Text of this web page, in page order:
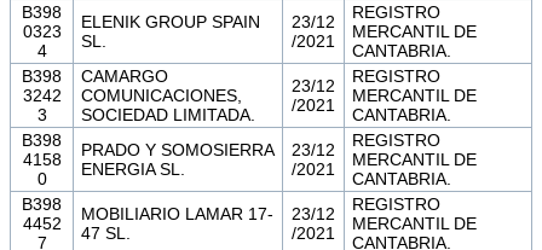
B398
0323
4
ELENIK GROUP SPAIN
SL.
23/12
/2021
REGISTRO
MERCANTIL DE
CANTABRIA.
B398
3242
3
CAMARGO
COMUNICACIONES,
SOCIEDAD LIMITADA.
23/12
/2021
REGISTRO
MERCANTIL DE
CANTABRIA.
B398
4158
0
PRADO Y SOMOSIERRA
ENERGIA SL.
23/12
/2021
REGISTRO
MERCANTIL DE
CANTABRIA.
B398
4452
7
MOBILIARIO LAMAR 17-
47 SL.
23/12
/2021
REGISTRO
MERCANTIL DE
CANTABRIA.